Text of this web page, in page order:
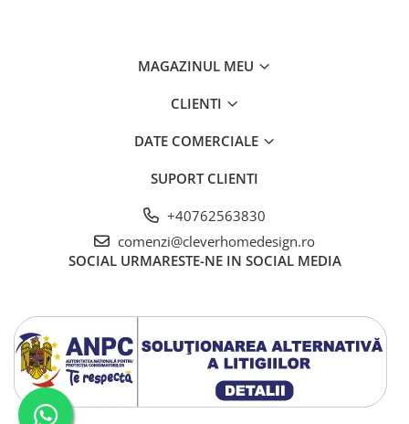
MAGAZINUL MEU
CLIENTI
DATE COMERCIALE
SUPORT CLIENTI
+40762563830
comenzi@cleverhomedesign.ro
SOCIAL URMARESTE-NE IN SOCIAL MEDIA